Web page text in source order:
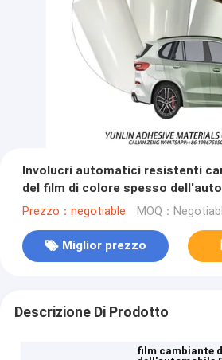
Involucri automatici resistenti
del film di colore spesso
50micron
Prezzo：negotiable MOQ：
Miglior prezzo
Descrizione Di Prodotto
film cambiante